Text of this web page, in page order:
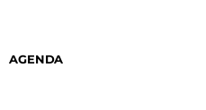
AGENDA